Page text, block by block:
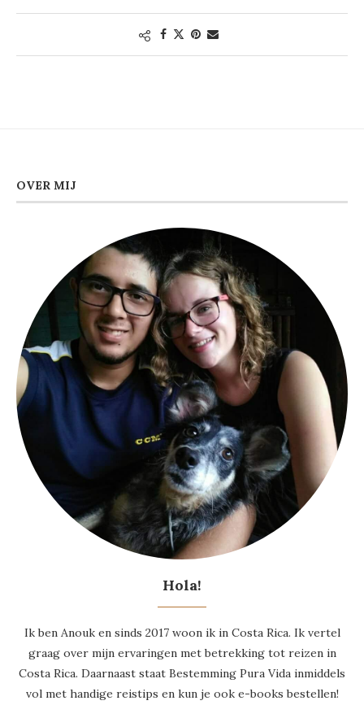
OVER MIJ
Hola!
Ik ben Anouk en sinds 2017 woon ik in Costa Rica. Ik vertel
graag over mijn ervaringen met betrekking tot reizen in
Costa Rica. Daarnaast staat Bestemming Pura Vida inmiddels
vol met handige reistips en kun je ook e-books bestellen!